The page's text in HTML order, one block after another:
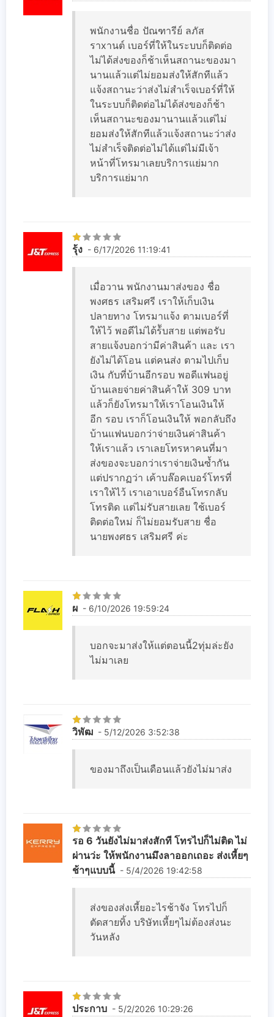
พนักงานชื่อ ปัณฑารีย์ ลภัส
ราxานต์ เบอร์ที่ให้ในระบบก็ติดต่อ
ไม่ได้ส่งของก็ช้าเห็นสถานะของมา
นานแล้วแต่ไม่ยอมส่งให้สักทีแล้ว
แจ้งสถานะว่าส่งไม่สำเร็จเบอร์ที่ให้
ในระบบก็ติดต่อไม่ได้ส่งของก็ช้า
เห็นสถานะของมานานแล้วแต่ไม่
ยอมส่งให้สักทีแล้วแจ้งสถานะว่าส่ง
ไม่สำเร็จติดต่อไม่ได้แต่ไม่มีเจ้า
หน้าที่โทรมาเลยบริการแย่มาก
บริการแย่มาก
รุ้ง - 6/17/2026 11:19:41
เมื่อวาน พนักงานมาส่งของ ชื่อ
พงศธร เสริมศรี เราให้เก็บเงิน
ปลายทาง โทรมาแจ้ง ตามเบอร์ที่
ให้ไว้ พอดีไม่ได้ร้ับสาย แต่พอรับ
สายแจ้งบอกว่ามีค่าสินค้า และ เรา
ยังไม่ได้โอน แต่คนส่ง ตามไปเก็บ
เงิน กับที่บ้านอีกรอบ พอดีแฟนอยู่
บ้านเลยจ่ายค่าสินค้าให้ 309 บาท
แล้วก็ยังโทรมาให้เราโอนเงินให้
อีก รอบ เราก็โอนเงินให้ พอกลับถึง
บ้านแฟนบอกว่าจ่ายเงินค่าสินค้า
ให้เราแล้ว เราเลยโทรหาคนที่มา
ส่งของจะบอกว่าเราจ่ายเงินซ้ำกัน
แต่ปรากฏว่า เค้าบล๊อคเบอร์โทรที่
เราให้ไว้ เราเอาเบอร์อืนโทรกลับ
โทรติด แต่ไม่รับสายเลย ใช้เบอร์
ติดต่อใหม่ ก็ไม่ยอมรับสาย ชื่อ
นายพงศธร เสริมศรี ค่ะ
ผ - 6/10/2026 19:59:24
บอกจะมาส่งให้แต่ตอนนี้2ทุ่มล่ะยัง
ไม่มาเลย
วิพัฒ - 5/12/2026 3:52:38
ของมาถึงเป็นเดือนแล้วยังไม่มาส่ง
รอ 6 วันยังไม่มาส่งสักที โทรไปก็ไม่ติด ไม่
ผ่านว่ะ ให้พนักงานมึงลาออกเถอะ ส่งเหี้ยๆ
ช้าๆแบบนี้ - 5/4/2026 19:42:58
ส่งของส่งเหี้ยอะไรช้าจัง โทรไปก็
ตัดสายทิ้ง บริษัทเหี้ยๆไม่ต้องส่งนะ
วันหลัง
ประกาบ - 5/2/2026 10:29:26